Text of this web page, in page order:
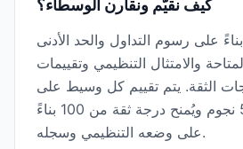
كيف نقيّم ونقارن الوسطاء؟
على رسوم التداول والحد الأدنى
والامتثال التنظيمي وتقييمات
الثقة. يتم تقييم كل وسيط على
مقياس من 1 إلى 5 نجوم ويُمنح درجة ثقة من 100 بناءً
على وضعه التنظيمي وسجله.